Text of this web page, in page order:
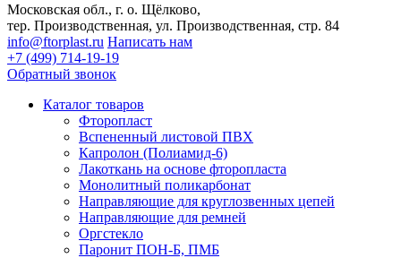
Московская обл., г. о. Щёлково,
тер. Производственная, ул. Производственная, стр. 84
info@ftorplast.ru Написать нам
+7 (499) 714-19-19
Обратный звонок
Каталог товаров
Фторопласт
Вспененный листовой ПВХ
Капролон (Полиамид-6)
Лакоткань на основе фторопласта
Монолитный поликарбонат
Направляющие для круглозвенных цепей
Направляющие для ремней
Оргстекло
Паронит ПОН-Б, ПМБ